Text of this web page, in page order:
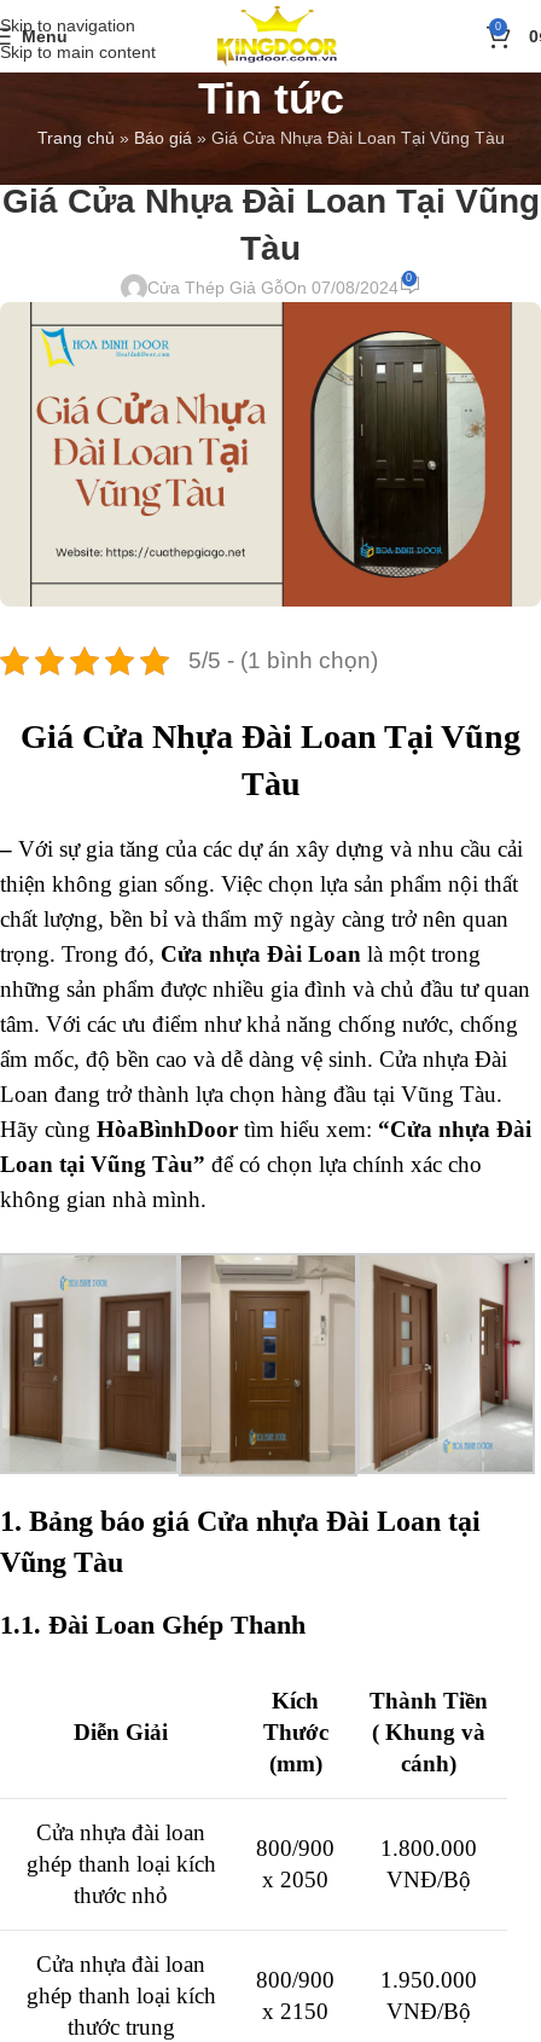
Skip to navigation
Skip to main content
Menu 0 0
Tin tức
Trang chủ » Báo giá » Giá Cửa Nhựa Đài Loan Tại Vũng Tàu
BÁO GIÁ,
Giá Cửa Nhựa Đài Loan Tại Vũng
Tàu
Cửa Thép Giả GỗOn 07/08/2024 0
5/5 - (1 bình chọn)
Giá Cửa Nhựa Đài Loan Tại Vũng
Tàu
– Với sự gia tăng của các dự án xây dựng và nhu cầu cải
thiện không gian sống. Việc chọn lựa sản phẩm nội thất
chất lượng, bền bỉ và thẩm mỹ ngày càng trở nên quan
trọng. Trong đó, Cửa nhựa Đài Loan là một trong
những sản phẩm được nhiều gia đình và chủ đầu tư quan
tâm. Với các ưu điểm như khả năng chống nước, chống
ẩm mốc, độ bền cao và dễ dàng vệ sinh. Cửa nhựa Đài
Loan đang trở thành lựa chọn hàng đầu tại Vũng Tàu.
Hãy cùng HòaBìnhDoor tìm hiểu xem: “Cửa nhựa Đài
Loan tại Vũng Tàu” để có chọn lựa chính xác cho
không gian nhà mình.
1. Bảng báo giá Cửa nhựa Đài Loan tại
Vũng Tàu
1.1. Đài Loan Ghép Thanh
Diễn Giải
Kích
Thước
(mm)
Thành Tiền
( Khung và
cánh)
Cửa nhựa đài loan
ghép thanh loại kích
thước nhỏ
800/900
x 2050
1.800.000
VNĐ/Bộ
Cửa nhựa đài loan
ghép thanh loại kích
thước trung
800/900
x 2150
1.950.000
VNĐ/Bộ